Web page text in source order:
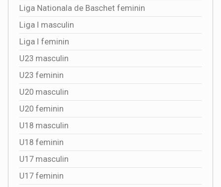
Liga Nationala de Baschet feminin
Liga I masculin
Liga I feminin
U23 masculin
U23 feminin
U20 masculin
U20 feminin
U18 masculin
U18 feminin
U17 masculin
U17 feminin